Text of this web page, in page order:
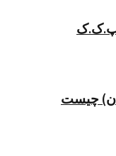
پ.ک.ک
چیست